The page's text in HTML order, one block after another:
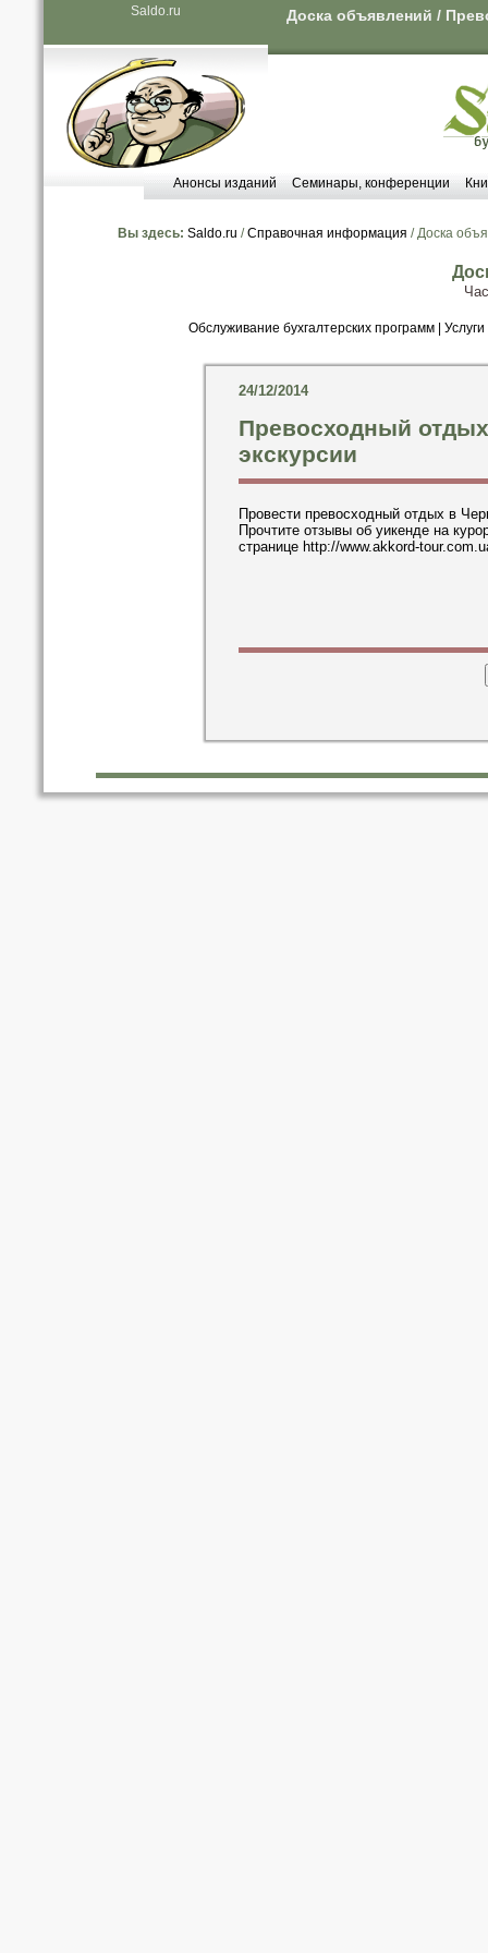
Saldo.ru Доска объявлений /
Анонсы изданий Семинары, конференции
Вы здесь: Saldo.ru /Справочная информация / Доска
Обслуживание бухгалтерских программ
24/12/2014
Превосходный
экскурсии
Провести превосходный отдых в
Прочтите отзывы об уикенде на
странице http://www.akkord-